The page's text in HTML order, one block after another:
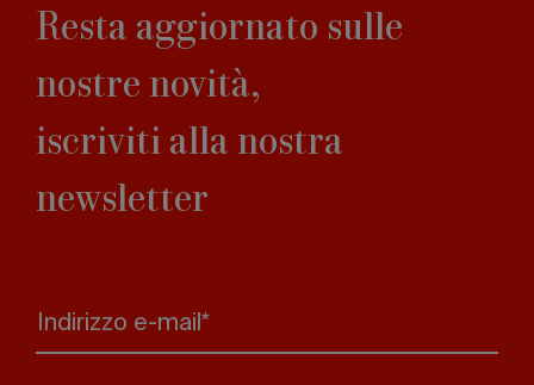
Resta aggiornato sulle
nostre novità,
iscriviti alla nostra
newsletter
Indirizzo e-mail*